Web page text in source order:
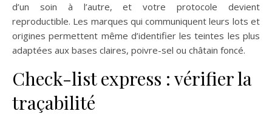
d’un soin à l’autre, et votre protocole devient
reproductible. Les marques qui communiquent leurs lots et
origines permettent même d’identifier les teintes les plus
adaptées aux bases claires, poivre-sel ou châtain foncé.
Check-list express : vérifier la
traçabilité